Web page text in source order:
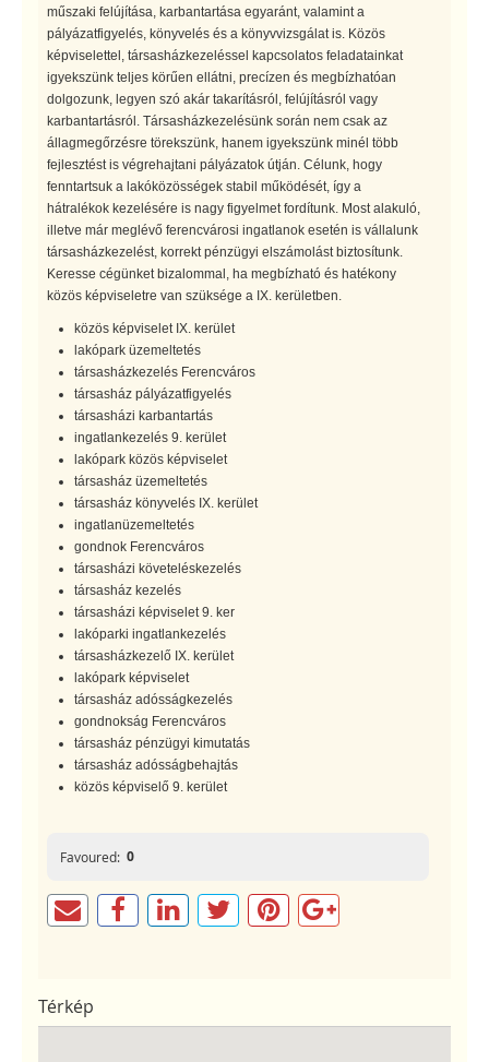
műszaki felújítása, karbantartása egyaránt, valamint a
pályázatfigyelés, könyvelés és a könyvvizsgálat is. Közös
képviselettel, társasházkezeléssel kapcsolatos feladatainkat
igyekszünk teljes körűen ellátni, precízen és megbízhatóan
dolgozunk, legyen szó akár takarításról, felújításról vagy
karbantartásról. Társasházkezelésünk során nem csak az
állagmegőrzésre törekszünk, hanem igyekszünk minél több
fejlesztést is végrehajtani pályázatok útján. Célunk, hogy
fenntartsuk a lakóközösségek stabil működését, így a
hátralékok kezelésére is nagy figyelmet fordítunk. Most alakuló,
illetve már meglévő ferencvárosi ingatlanok esetén is vállalunk
társasházkezelést, korrekt pénzügyi elszámolást biztosítunk.
Keresse cégünket bizalommal, ha megbízható és hatékony
közös képviseletre van szüksége a IX. kerületben.
közös képviselet IX. kerület
lakópark üzemeltetés
társasházkezelés Ferencváros
társasház pályázatfigyelés
társasházi karbantartás
ingatlankezelés 9. kerület
lakópark közös képviselet
társasház üzemeltetés
társasház könyvelés IX. kerület
ingatlanüzemeltetés
gondnok Ferencváros
társasházi követeléskezelés
társasház kezelés
társasházi képviselet 9. ker
lakóparki ingatlankezelés
társasházkezelő IX. kerület
lakópark képviselet
társasház adósságkezelés
gondnokság Ferencváros
társasház pénzügyi kimutatás
társasház adósságbehajtás
közös képviselő 9. kerület
Favoured: 0
Térkép